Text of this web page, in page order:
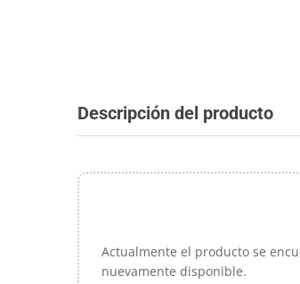
Descripción del producto
Actualmente el producto se
nuevamente disponible.